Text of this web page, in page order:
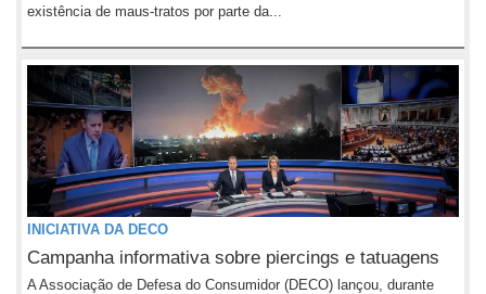
existência de maus-tratos por parte da...
INICIATIVA DA DECO
Campanha informativa sobre piercings e tatuagens
A Associação de Defesa do Consumidor (DECO) lançou, durante